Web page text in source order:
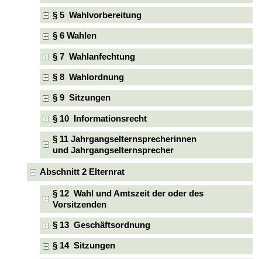
§ 5 Wahlvorbereitung
§ 6 Wahlen
§ 7 Wahlanfechtung
§ 8 Wahlordnung
§ 9 Sitzungen
§ 10 Informationsrecht
§ 11 Jahrgangselternsprecherinnen
und Jahrgangselternsprecher
Abschnitt 2 Elternrat
§ 12 Wahl und Amtszeit der oder des
Vorsitzenden
§ 13 Geschäftsordnung
§ 14 Sitzungen